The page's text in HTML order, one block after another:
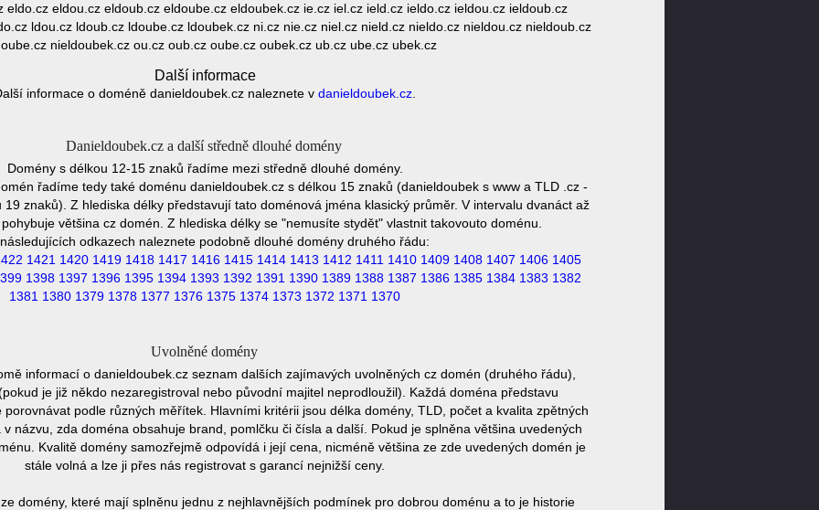
eldo.cz eldou.cz eldoub.cz eldoube.cz eldoubek.cz ie.cz iel.cz ield.cz ieldo.cz ieldou.cz ieldoub.cz
ldou.cz ldoub.cz ldoube.cz ldoubek.cz ni.cz nie.cz niel.cz nield.cz nieldo.cz nieldou.cz nieldoub.cz
nieldoubek.cz ou.cz oub.cz oube.cz oubek.cz ub.cz ube.cz ubek.cz
Další informace
informace o doméně danieldoubek.cz naleznete v danieldoubek.cz
Danieldoubek.cz a další středně dlouhé domény
Domény s délkou 12-15 znaků řadíme mezi středně dlouhé domény.
řadíme tedy také doménu danieldoubek.cz s délkou 15 znaků (danieldoubek s www a TLD .cz -
znaků). Z hlediska délky představují tato doménová jména klasický průměr. V intervalu dvanáct až
většina cz domén. Z hlediska délky se "nemusíte stydět" vlastnit takovouto doménu.
odkazech naleznete podobně dlouhé domény druhého řádu:
1421 1420 1419 1418 1417 1416 1415 1414 1413 1412 1411 1410 1409 1408 1407 1406 1405
1398 1397 1396 1395 1394 1393 1392 1391 1390 1389 1388 1387 1386 1385 1384 1383 1382
1381 1380 1379 1378 1377 1376 1375 1374 1373 1372 1371 1370
Uvolněné domény
informací o danieldoubek.cz seznam dalších zajímavých uvolněných cz domén (druhého řádu),
je již někdo nezaregistroval nebo původní majitel neprodloužil). Každá doména představu
podle různých měřítek. Hlavními kritérii jsou délka domény, TLD, počet a kvalita zpětných
názvu, zda doména obsahuje brand, pomlčku či čísla a další. Pokud je splněna většina uvedených
Kvalitě domény samozřejmě odpovídá i její cena, nicméně většina ze zde uvedených domén je
stále volná a lze ji přes nás registrovat s garancí nejnižší ceny.
domény, které mají splněnu jednu z nejhlavnějších podmínek pro dobrou doménu a to je historie